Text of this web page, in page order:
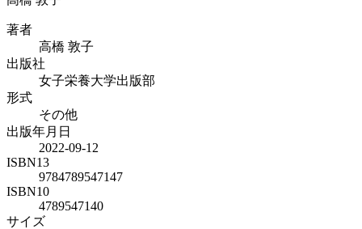
著者
高橋 敦子
出版社
女子栄養大学出版部
形式
その他
出版年月日
2022-09-12
ISBN13
9784789547147
ISBN10
4789547140
サイズ